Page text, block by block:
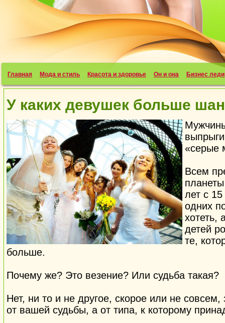
Главная Мода и стиль Красота и здоровье Он и она Бизнес леди
У каких девушек больше
«серые
Всем
лет с
одних
хотеть,
детей
те,
больше.
Почему же? Это везение? Или судьба такая?
Нет, ни то и не другое, скорое или не
от вашей судьбы, а от типа, к которому